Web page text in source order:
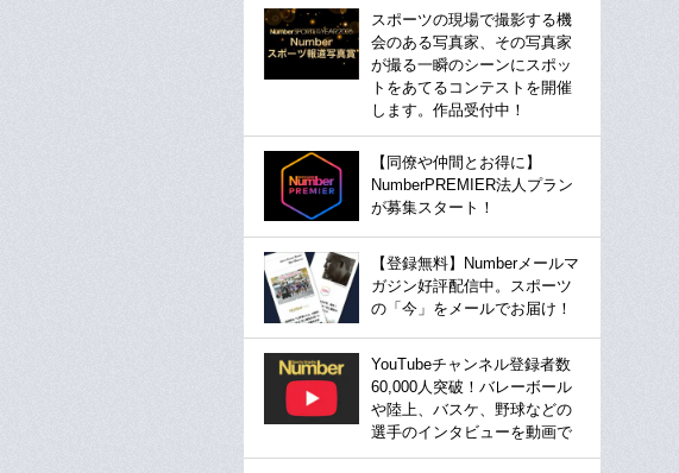
スポーツの現場で撮影する機
会のある写真家、その写真家
が撮る一瞬のシーンにスポッ
トをあてるコンテストを開催
します。作品受付中！
【同僚や仲間とお得に】
NumberPREMIER法人プラン
が募集スタート！
【登録無料】Numberメールマ
ガジン好評配信中。スポーツ
の「今」をメールでお届け！
YouTubeチャンネル登録者数
60,000人突破！バレーボール
や陸上、バスケ、野球などの
選手のインタビューを動画で